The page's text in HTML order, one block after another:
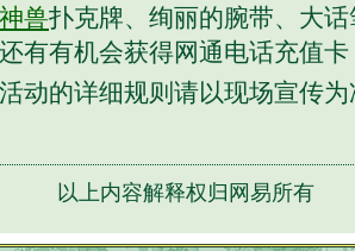
神兽扑克牌、绚丽的腕带、大
有有机会获得网通电话充值卡
活动的详细规则请以现场宣传为
以上内容解释权归网易所有